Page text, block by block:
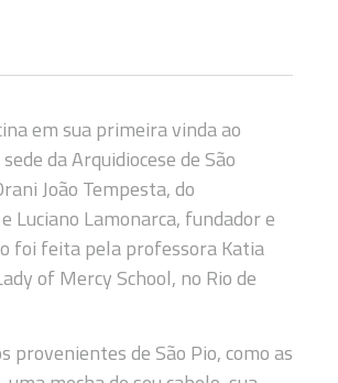
em sua primeira vinda ao
da Arquidiocese de São
João Tempesta, do
Luciano Lamonarca, fundador e
foi feita pela professora Katia
of Mercy School, no Rio de
de São Pio, como as